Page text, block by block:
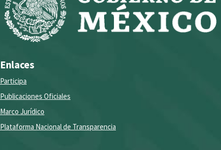
Enlaces
Participa
Publicaciones Oficiales
Marco Jurídico
Plataforma Nacional de Transparencia